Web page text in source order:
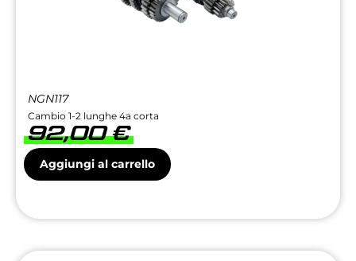
NGN117
Cambio 1-2 lunghe 4a corta
92,00€
Aggiungi al carrello